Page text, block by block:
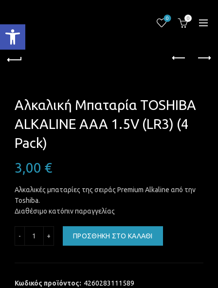
Ανοίξτε τη γραμμή εργαλείων
0 0
Αλκαλική Μπαταρία TOSHIBA
ALKALINE AAA 1.5V (LR3) (4
Pack)
3,00 €
Αλκαλικές μπαταρίες της σειράς Premium Alkaline από την
Toshiba.
Διαθέσιμο κατόπιν παραγγελίας
ΠΡΟΣΘΉΚΗ ΣΤΟ ΚΑΛΆΘΙ
Κωδικός προϊόντος: 4260283111589